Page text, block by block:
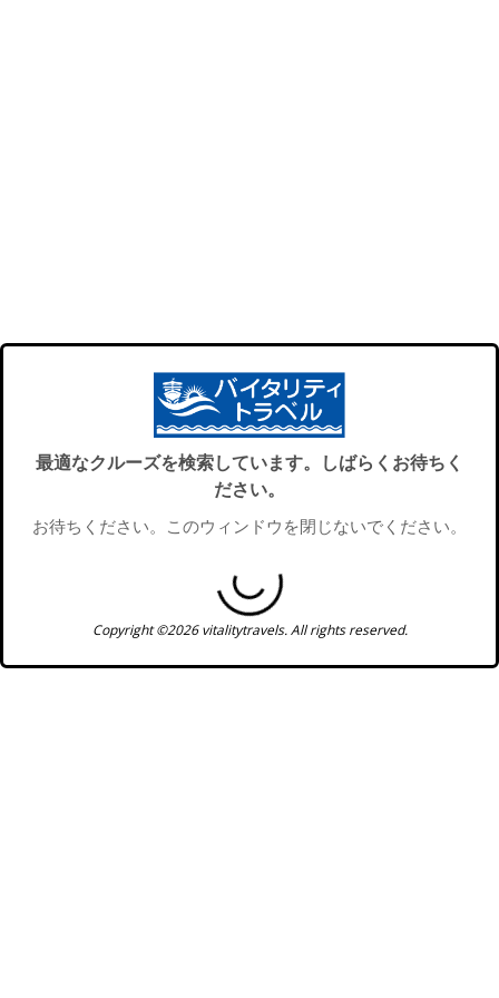
最適なクルーズを検索しています。しばらくお待ちく
ださい。
お待ちください。このウィンドウを閉じないでください。
Copyright ©2026 vitalitytravels. All rights reserved.